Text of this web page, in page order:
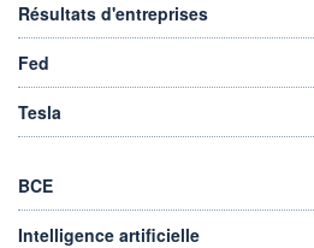
Résultats d'entreprises
Fed
Tesla
BCE
Intelligence artificielle